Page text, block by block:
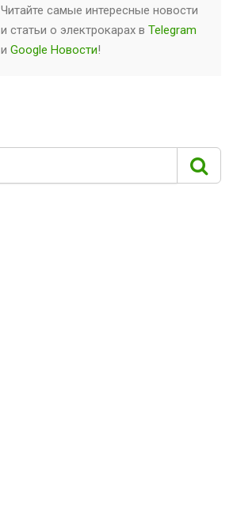
Читайте самые интересные новости
и статьи о электрокарах в Telegram
и Google Новости!